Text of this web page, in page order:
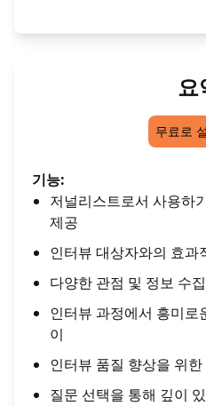
요
무료로
기능:
저널리스트로서 사용하
제공
인터뷰 대상자와의 효과
다양한 관점 및 정보 수
인터뷰 과정에서 흥미로
이
인터뷰 품질 향상을 위
질문 선택을 통해 깊이